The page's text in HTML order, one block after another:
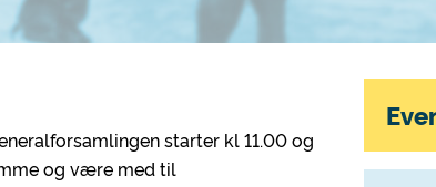
starter kl 11.00 og
og være med til